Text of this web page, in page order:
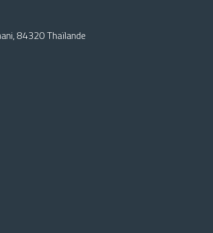
84320 Thaïlande